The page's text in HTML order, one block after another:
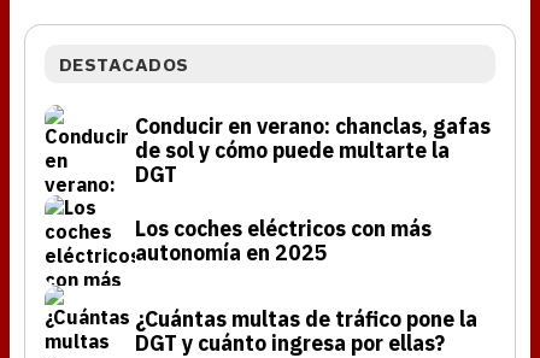
DESTACADOS
Conducir en verano: chanclas, gafas
de sol y cómo puede multarte la
DGT
Los coches eléctricos con más
autonomía en 2025
¿Cuántas multas de tráfico pone la
DGT y cuánto ingresa por ellas?